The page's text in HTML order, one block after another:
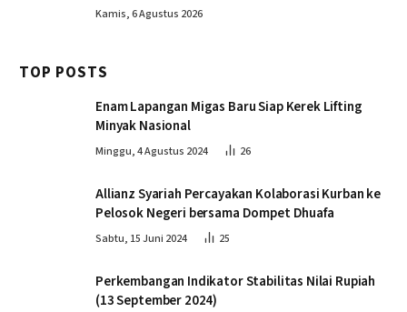
Kamis, 6 Agustus 2026
TOP POSTS
Enam Lapangan Migas Baru Siap Kerek Lifting
Minyak Nasional
Minggu, 4 Agustus 2024 26
Allianz Syariah Percayakan Kolaborasi Kurban ke
Pelosok Negeri bersama Dompet Dhuafa
Sabtu, 15 Juni 2024 25
Perkembangan Indikator Stabilitas Nilai Rupiah
(13 September 2024)